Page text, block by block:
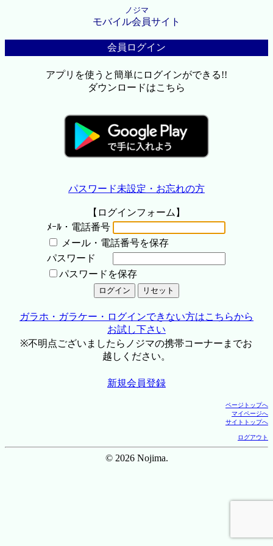
ノジマ
モバイル会員サイト
会員ログイン
アプリを使うと簡単にログインができる!!
ダウンロードはこちら
パスワード未設定・お忘れの方
【ログインフォーム】
ﾒｰﾙ・電話番号
メール・電話番号を保存
パスワード
パスワードを保存
ガラホ・ガラケー・ログインできない方はこちらから
お試し下さい
※不明点ございましたらノジマの携帯コーナーまでお
越しください。
新規会員登録
ページトップへ
マイページへ
サイトトップへ
ログアウト
© 2026 Nojima.